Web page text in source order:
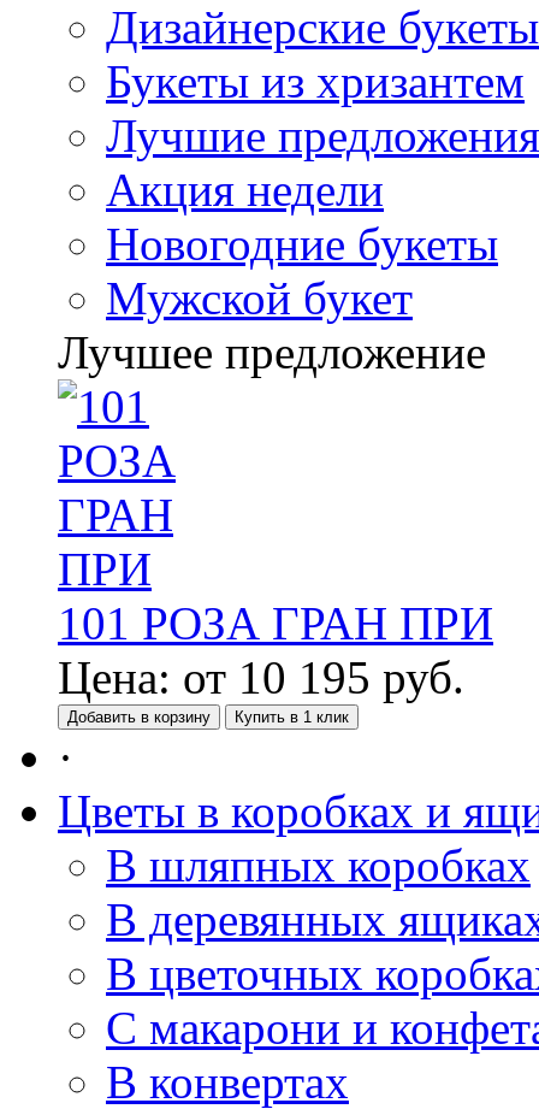
Дизайнерские
Букеты из хризантем
Лучшие предложения
Акция недели
Новогодние букеты
Мужской букет
Лучшее предложение
101 РОЗА ГРАН ПРИ
Цена: от 10 195 руб.
Добавить в корзину Купить в 1 клик
·
Цветы в коробках и
В шляпных коробках
В деревянных
В цветочных
С макарони и
В конвертах